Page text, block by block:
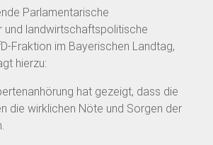
Parlamentarische
und landwirtschaftspolitische
Fraktion im Bayerischen Landtag,
hierzu:
hat gezeigt, dass die
die wirklichen Nöte und Sorgen der